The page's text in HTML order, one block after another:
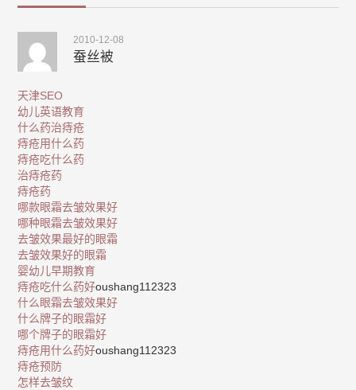
2010-12-08
蚕丝被
天津SEO
幼儿英语教育
什么药治痔疮
痔疮用什么药
痔疮吃什么药
治痔疮药
痔疮药
哪款眼霜去皱效果好
哪种眼霜去皱效果好
去皱效果最好的眼霜
去皱效果好的眼霜
婴幼儿早期教育
痔疮吃什么药好oushang112323
什么眼霜去皱效果好
什么牌子的眼霜好
哪个牌子的眼霜好
痔疮用什么药好oushang112323
痔疮预防
怎样去皱纹